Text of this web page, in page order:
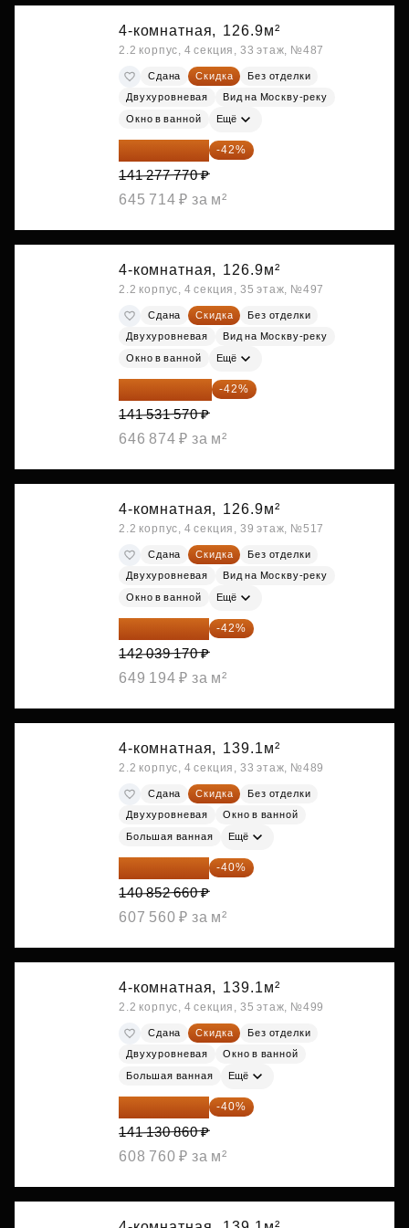
4-комнатная, 126.9м²
2.2 корпус, 4 секция, 33 этаж, №487
Сдана Скидка
Без отделки
Двухуровневая
Вид на Москву-реку
Окно в ванной Ещё
81 941 107 ₽ -42%
141 277 770 ₽
645 714 ₽ за м²
4-комнатная, 126.9м²
2.2 корпус, 4 секция, 35 этаж, №497
Сдана Скидка
Без отделки
Двухуровневая
Вид на Москву-реку
Окно в ванной Ещё
82 088 311 ₽ -42%
141 531 570 ₽
646 874 ₽ за м²
4-комнатная, 126.9м²
2.2 корпус, 4 секция, 39 этаж, №517
Сдана Скидка
Без отделки
Двухуровневая
Вид на Москву-реку
Окно в ванной Ещё
82 382 719 ₽ -42%
142 039 170 ₽
649 194 ₽ за м²
4-комнатная, 139.1м²
2.2 корпус, 4 секция, 33 этаж, №489
Сдана Скидка
Без отделки
Двухуровневая
Окно в ванной
Большая ванная Ещё
84 511 596 ₽ -40%
140 852 660 ₽
607 560 ₽ за м²
4-комнатная, 139.1м²
2.2 корпус, 4 секция, 35 этаж, №499
Сдана Скидка
Без отделки
Двухуровневая
Окно в ванной
Большая ванная Ещё
84 678 516 ₽ -40%
141 130 860 ₽
608 760 ₽ за м²